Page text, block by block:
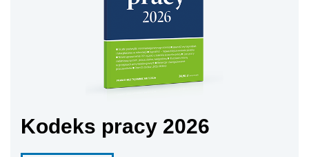
Kodeks pracy 2026